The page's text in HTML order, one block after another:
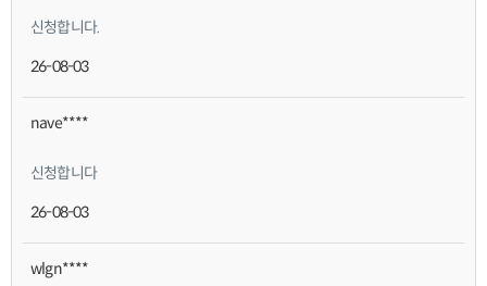
신청합니다.
26-08-03
nave****
신청합니다
26-08-03
wlgn****